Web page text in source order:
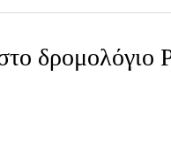
δρομολόγιο